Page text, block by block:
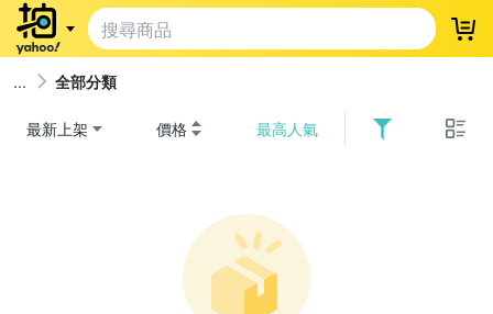
登
全部分類
最新上架 價格 最高人氣